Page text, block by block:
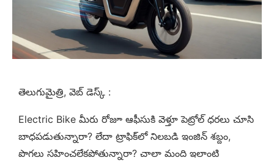
తెలుగుమైత్రి, వెబ్ డెస్క్ :
Electric Bike మీరు రోజూ ఆఫీసుకి వెళ్తూ పెట్రోల్ ధరలు చూసి
బాధపడుతున్నారా? లేదా ట్రాఫిక్‌లో నిలబడి ఇంజిన్ శబ్దం,
పొగలు సహించలేకపోతున్నారా? చాలా మంది ఇలాంటి